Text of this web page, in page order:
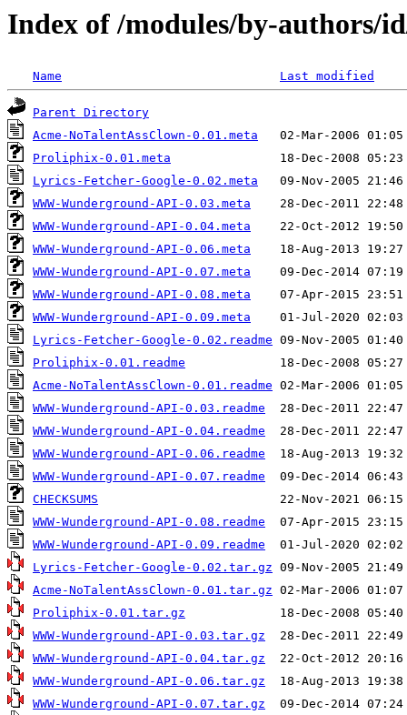
Index of /modules/by-authors/
Name Last modified
Parent Directory
Acme-NoTalentAssClown-0.01.meta
Proliphix-0.01.meta
Lyrics-Fetcher-Google-0.02.meta
WWW-Wunderground-API-0.03.meta
WWW-Wunderground-API-0.04.meta
WWW-Wunderground-API-0.06.meta
WWW-Wunderground-API-0.07.meta
WWW-Wunderground-API-0.08.meta
WWW-Wunderground-API-0.09.meta
Lyrics-Fetcher-Google-0.02.readme
Proliphix-0.01.readme
Acme-NoTalentAssClown-0.01.readme
WWW-Wunderground-API-0.03.readme
WWW-Wunderground-API-0.04.readme
WWW-Wunderground-API-0.06.readme
WWW-Wunderground-API-0.07.readme
CHECKSUMS
WWW-Wunderground-API-0.08.readme
WWW-Wunderground-API-0.09.readme
Lyrics-Fetcher-Google-0.02.tar.gz
Acme-NoTalentAssClown-0.01.tar.gz
Proliphix-0.01.tar.gz
WWW-Wunderground-API-0.03.tar.gz
WWW-Wunderground-API-0.04.tar.gz
WWW-Wunderground-API-0.06.tar.gz
WWW-Wunderground-API-0.07.tar.gz